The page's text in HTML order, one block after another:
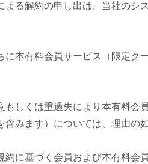
る解約の申し出は、当社の
本有料会員サービス（限定ク
しくは重過失により本有料
みます）については、理由の
に基づく会員および本有料